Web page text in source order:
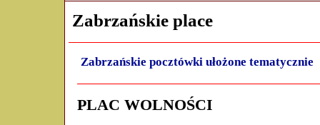
Zabrzańskie place
Zabrzańskie pocztówki ułożone tematycznie
PLAC WOLNOŚCI